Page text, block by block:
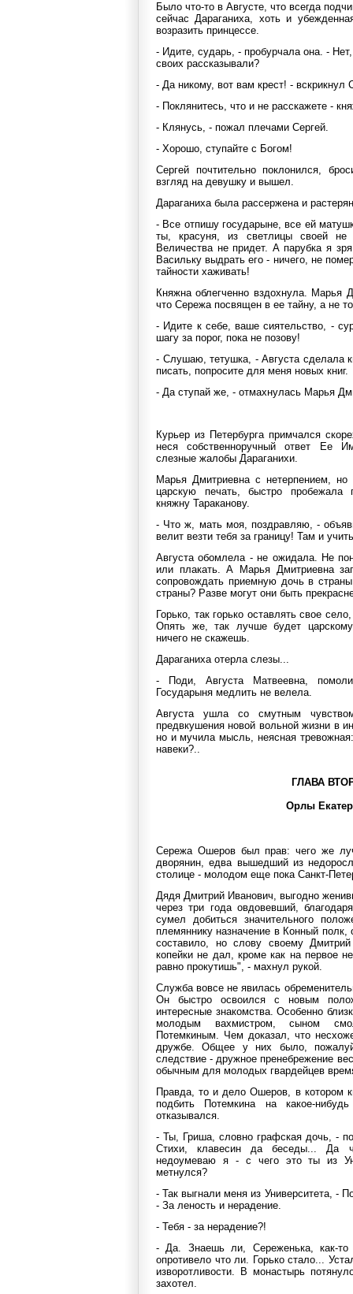
Было что-то в Августе, что всегда
сейчас Дараганиха, хоть и
возразить принцессе.
- Идите, сударь, - пробурчала она. -
своих рассказывали?
- Да никому, вот вам крест! - вскрикнул
- Поклянитесь, что и не расскажете -
- Клянусь, - пожал плечами Сергей.
- Хорошо, ступайте с Богом!
Сергей почтительно поклонился,
взгляд на девушку и вышел.
Дараганиха была рассержена и
- Все отпишу государыне, все ей
ты, красуня, из светлицы своей
Величества не придет. А парубка я
Васильку выдрать его - ничего, не
тайности хаживать!
Княжна облегченно вздохнула. Марья
что Сережа посвящен в ее тайну, а не
- Идите к себе, ваше сиятельство, -
шагу за порог, пока не позову!
- Слушаю, тетушка, - Августа сделала
писать, попросите для меня новых книг.
- Да ступай же, - отмахнулась Марья
Курьер из Петербурга примчался
неся собственноручный ответ Ее
слезные жалобы Дараганихи.
Марья Дмитриевна с нетерпением, но
царскую печать, быстро пробежала
княжну Тараканову.
- Что ж, мать моя, поздравляю, -
велит везти тебя за границу! Там и
Августа обомлела - не ожидала. Не
или плакать. А Марья Дмитриевна
сопровождать приемную дочь в
страны? Разве могут они быть
Горько, так горько оставлять свое
Опять же, так лучше будет
ничего не скажешь.
Дараганиха отерла слезы...
- Поди, Августа Матвеевна,
Государыня медлить не велела.
Августа ушла со смутным
предвкушения новой вольной жизни в
но и мучила мысль, неясная
навеки?..
ГЛАВА
Орлы
Сережа Ошеров был прав: чего же
дворянин, едва вышедший из
столице - молодом еще пока Санкт-
Дядя Дмитрий Иванович, выгодно
через три года овдовевший,
сумел добиться значительного
племяннику назначение в Конный полк,
составило, но слову своему
копейки не дал, кроме как на первое
равно прокутишь", - махнул рукой.
Служба вовсе не явилась
Он быстро освоился с новым
интересные знакомства. Особенно
молодым вахмистром, сыном
Потемкиным. Чем доказал, что
дружбе. Общее у них было,
следствие - дружное пренебрежение
обычным для молодых гвардейцев
Правда, то и дело Ошеров, в котором
подбить Потемкина на какое-
отказывался.
- Ты, Гриша, словно графская дочь, -
Стихи, клавесин да беседы... Да
недоумеваю я - с чего это ты из
метнулся?
- Так выгнали меня из Университета, -
- За леность и нерадение.
- Тебя - за нерадение?!
- Да. Знаешь ли, Сереженька, как-
опротивело что ли. Горько стало...
изворотливости. В монастырь
захотел.